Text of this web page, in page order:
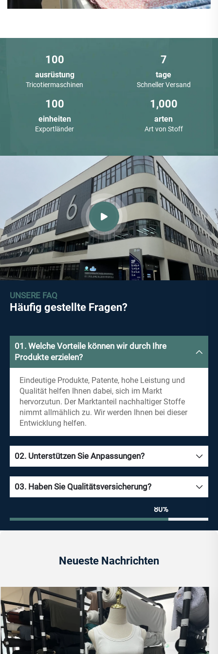
100
ausrüstung
Tricotiermaschinen
7
tage
Schneller Versand
100
einheiten
Exportländer
1,000
arten
Art von Stoff
UNSERE FAQ
Häufig gestellte Fragen?
01. Welche Vorteile können wir durch Ihre
Produkte erzielen?
Eindeutige Produkte, Patente, hohe Leistung und
Qualität helfen Ihnen dabei, sich im Markt
hervorzutun. Der Marktanteil nachhaltiger Stoffe
nimmt allmählich zu. Wir werden Ihnen bei dieser
Entwicklung helfen.
02. Unterstützen Sie Anpassungen?
03. Haben Sie Qualitätsversicherung?
80%
Neueste Nachrichten